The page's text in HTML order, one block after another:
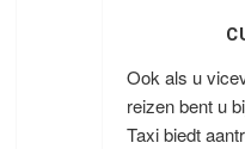
Ook als u
reizen bent u
Taxi biedt